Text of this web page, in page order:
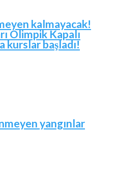
kalmayacak!
Olimpik Kapalı
kurslar başladı!
yangınlar